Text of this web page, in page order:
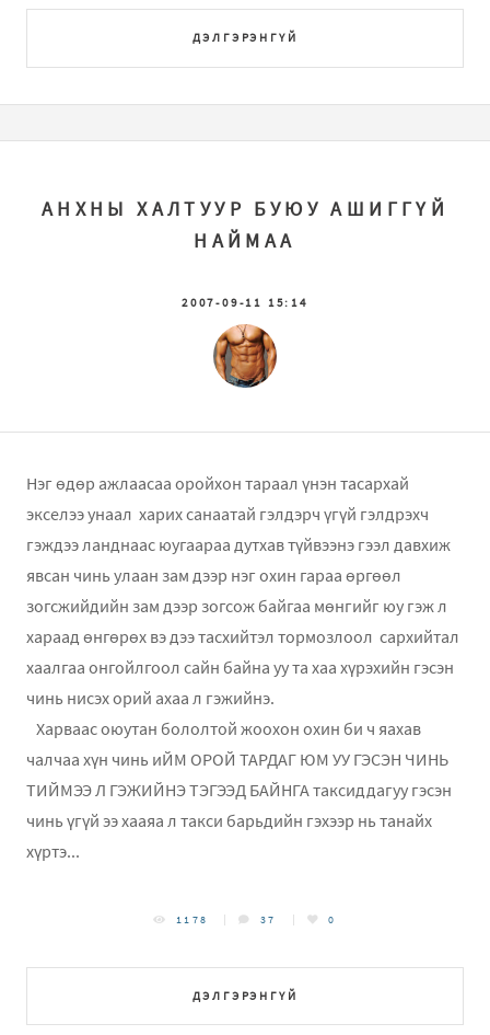
ДЭЛГЭРЭНГҮЙ
АНХНЫ ХАЛТУУР БУЮУ АШИГГҮЙ
НАЙМАА
2007-09-11 15:14
Нэг өдөр ажлаасаа оройхон тараал үнэн тасархай
экселээ унаал харих санаатай гэлдэрч үгүй гэлдрэхч
гэждээ ланднаас юугаараа дутхав түйвээнэ гээл давхиж
явсан чинь улаан зам дээр нэг охин гараа өргөөл
зогсжийдийн зам дээр зогсож байгаа мөнгийг юу гэж л
хараад өнгөрөх вэ дээ тасхийтэл тормозлоол сархийтал
хаалгаа онгойлгоол сайн байна уу та хаа хүрэхийн гэсэн
чинь нисэх орий ахаа л гэжийнэ.
Харваас оюутан бололтой жоохон охин би ч яахав
чалчаа хүн чинь иЙМ ОРОЙ ТАРДАГ ЮМ УУ ГЭСЭН ЧИНЬ
ТИЙМЭЭ Л ГЭЖИЙНЭ ТЭГЭЭД БАЙНГА таксиддагуу гэсэн
чинь үгүй ээ хааяа л такси барьдийн гэхээр нь танайх
хүртэ...
ДЭЛГЭРЭНГҮЙ
1178 37 0